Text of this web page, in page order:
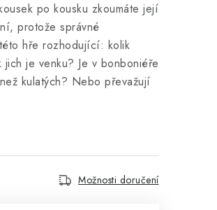
po kousku zkoumáte její
protože správné
hře rozhodující: kolik
je venku? Je v bonboniéře
kulatých? Nebo převažují
Možnosti doručení